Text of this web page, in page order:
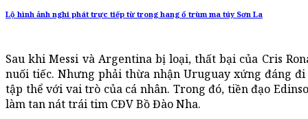
Lộ hình ảnh nghi phát trực tiếp từ trong hang ổ trùm ma túy Sơn La
Sau khi Messi và Argentina bị loại, thất bại của Cris
nuối tiếc. Nhưng phải thừa nhận Uruguay xứng đáng
tập thể với vai trò của cá nhân. Trong đó, tiền đạo
làm tan nát trái tim CĐV Bồ Đào Nha.